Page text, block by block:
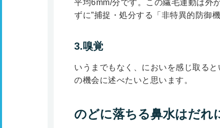
平均6mm/分です。この繊毛運動は外
ずに”捕捉・処分する「非特異的防御
3.嗅覚
いうまでもなく、においを感じ取る
の機会に述べたいと思います。
のどに落ちる鼻水はだれ